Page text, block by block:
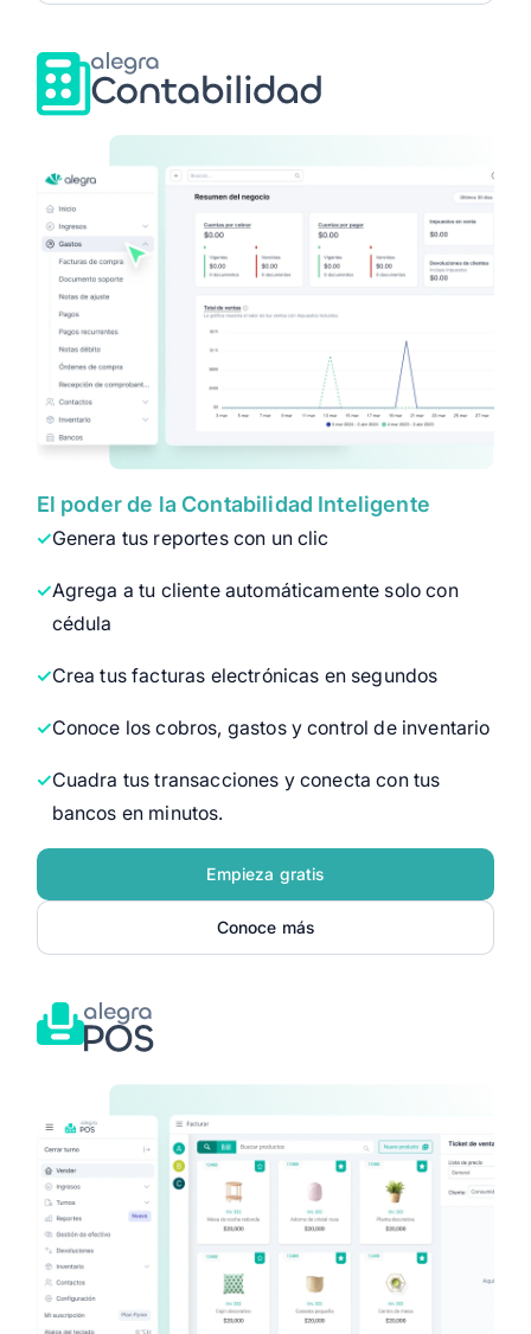
El poder de la Contabilidad Inteligente
Genera tus reportes con un clic
Agrega a tu cliente automáticamente solo con
cédula
Crea tus facturas electrónicas en segundos
Conoce los cobros, gastos y control de inventario
Cuadra tus transacciones y conecta con tus
bancos en minutos.
Empieza gratis
Conoce más